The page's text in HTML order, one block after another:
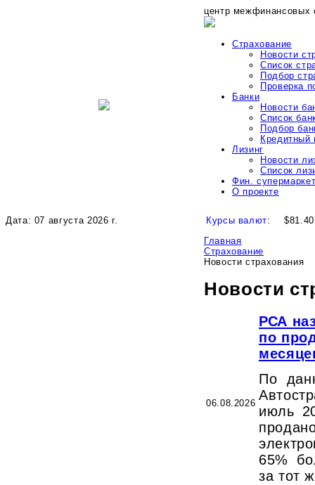
центр межфинансовых
Страхование
Новости
Список
Подбор
Проверка
Банки
Новости
Список
Подбор
Кредитный
Лизинг
Новости
Список
Фин.
О проекте
Дата: 07 августа 2026 г. Курсы валют:
Главная
Страхование
Новости страхования
Новости
06.08.2026
РСА
по
По
июль
65%
за тот